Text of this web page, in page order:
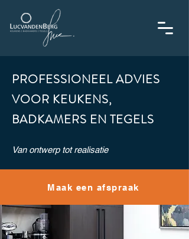
PROFESSIONEEL ADVIES
VOOR KEUKENS,
BADKAMERS EN TEGELS
Van ontwerp tot realisatie
Maak een afspraak